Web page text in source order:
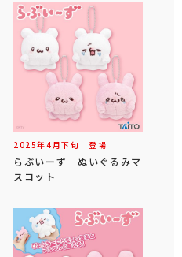
2025年4 月下旬 登場
らぶいーず ぬいぐるみマ
スコット